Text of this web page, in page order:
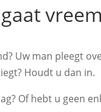
Uw man pleegt
Houdt u dan in.
Of hebt u geen